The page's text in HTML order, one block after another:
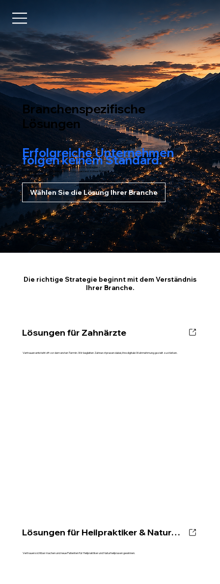
Branchenspezifische
Lösungen
Erfolgreiche Unternehmen
folgen keinem Standard.
Deshalb entwickelt MSM365.DE branchenspezifische Strategien
für mehr Sichtbarkeit, Vertrauen und Wirkung – passend zu Ihrer Branche,
Ihren Kunden und Ihren Zielen.
Wählen Sie die Lösung Ihrer Branche
Die richtige Strategie beginnt mit dem Verständnis
Ihrer Branche.
Lösungen für Zahnärzte
Vertrauen entsteht oft vor dem ersten Termin. Wir begleiten Zahnarztpraxen dabei, ihre digitale Wahrnehmung gezielt zu stärken.
Lösungen für Heilpraktiker & Naturheilpraxen
Vertrauen sichtbar machen und neue Patienten für Heilpraktiker und Naturheilpraxen gewinnen.